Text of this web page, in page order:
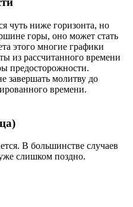
чуть ниже горизонта, но
горы, оно может стать
этого многие графики
из рассчитанного времени
предосторожности.
завершать молитву до
времени.
В большинстве случаев
слишком поздно.